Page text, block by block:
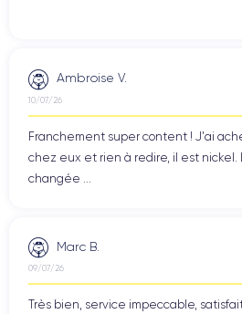
Ambroise V.
10/07/26
Franchement super content ! J'ai
chez eux et rien à redire, il est
changée ...
Marc B.
09/07/26
Très bien, service impeccable,